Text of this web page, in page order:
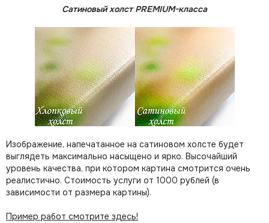
Сатиновый холст PREMIUM-класса
Изображение, напечатанное на сатиновом холсте будет
выглядеть максимально насыщено и ярко. Высочайший
уровень качества, при котором картина смотрится очень
реалистично. Стоимость услуги от 1000 рублей (в
зависимости от размера картины).
Пример работ смотрите здесь!